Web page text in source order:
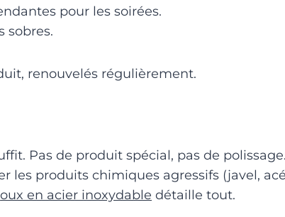
pour les soirées.
sobres.
renouvelés régulièrement.
Pas de produit spécial, pas de
les produits chimiques agressifs (javel,
en acier inoxydable détaille tout.